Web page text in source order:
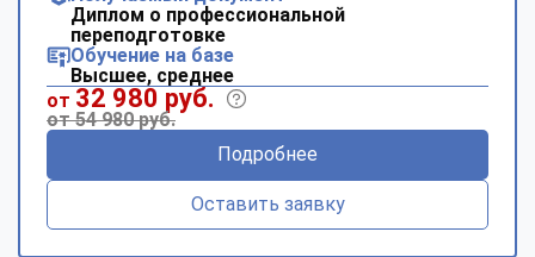
Диплом о профессиональной
переподготовке
Обучение на базе
Высшее, среднее
от 32 980 руб.
от 54 980 руб.
Подробнее
Оставить заявку